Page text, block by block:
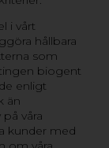
i vårt
hållbara
som
biogent
enligt
än
våra
kunder med